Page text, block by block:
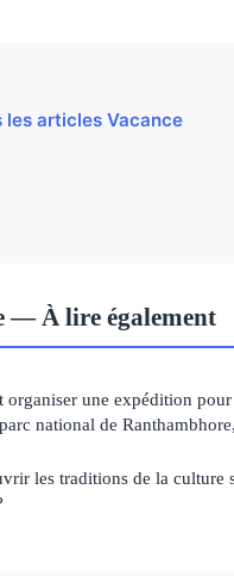
articles Vacance
— À lire également
organiser une expédition
national de
les traditions de la culture